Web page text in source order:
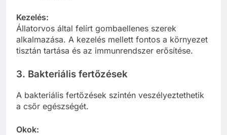
Kezelés:
Állatorvos által felírt gombaellenes szerek
alkalmazása. A kezelés mellett fontos a környezet
tisztán tartása és az immunrendszer erősítése.
3. Bakteriális fertőzések
A bakteriális fertőzések szintén veszélyeztethetik
a csőr egészségét.
Okok: